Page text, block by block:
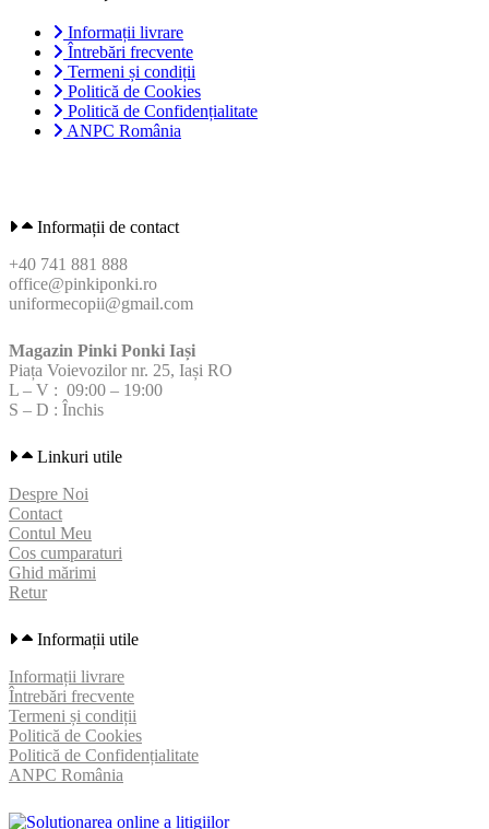
Informații livrare
Întrebări frecvente
Termeni și condiții
Politică de Cookies
Politică de Confidențialitate
ANPC România
Informații de contact
+40 741 881 888
office@pinkiponki.ro
uniformecopii@gmail.com
Magazin Pinki Ponki Iași
Piața Voievozilor nr. 25, Iași RO
L – V : 09:00 – 19:00
S – D : Închis
Linkuri utile
Despre Noi
Contact
Contul Meu
Cos cumparaturi
Ghid mărimi
Retur
Informații utile
Informații livrare
Întrebări frecvente
Termeni și condiții
Politică de Cookies
Politică de Confidențialitate
ANPC România